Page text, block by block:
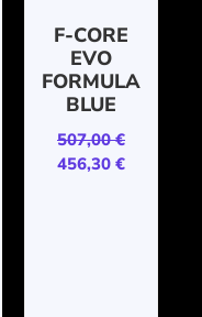
F-CORE
EVO
FORMULA
BLUE
507,00€
456,30 €